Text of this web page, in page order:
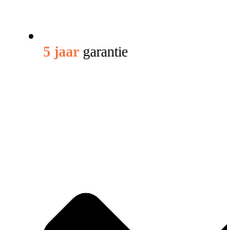
5 jaar garantie